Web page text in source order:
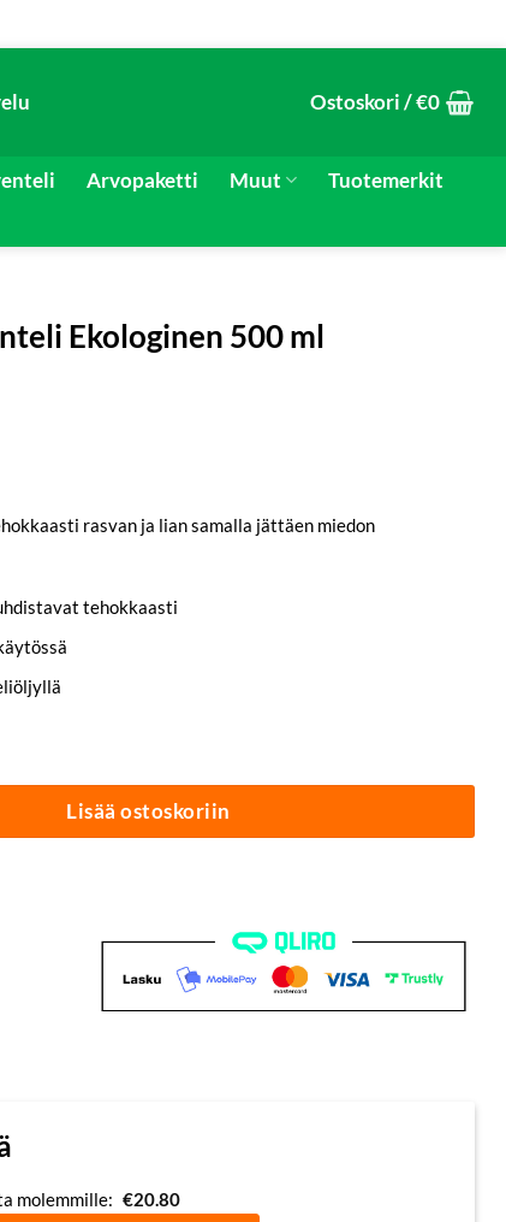
Ostoskori /€0
Arvopaketti Muut
Tuotemerkit
Ekologinen 500 ml
rasvan ja lian samalla jättäen miedon
tehokkaasti
500 ml | EcoClean™ määrä
Lisää ostoskoriin
molemmille: €20.80